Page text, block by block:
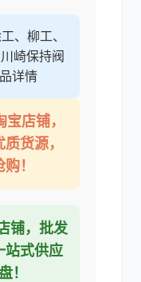
杰西博
、柳工、
崎保持阀
详情
店铺，
货源，
！
铺，批发
站式供应
！